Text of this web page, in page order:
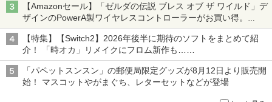
【Amazonセール】「ゼルダの伝説 ブレス オブ ザ ワイルド」デ
ザインのPowerA製ワイヤレスコントローラーがお買い得。
Switch2でも使用可能
【特集】【Switch2】2026年後半に期待のソフトをまとめて紹
介！ 「時オカ」リメイクにフロム新作も……
「パペットスンスン」の郵便局限定グッズが8月12日より販売開
始！ マスコットやがまぐち、レターセットなどが登場